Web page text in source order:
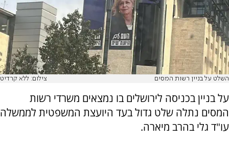
השלט על בניין רשות המסים צילום: ללא קרדיט
על בניין בכניסה לירושלים בו נמצאים משרדי רשות
המסים נתלה שלט גדול בעד היועצת המשפטית לממשלה
עו"ד גלי בהרב מיארה.